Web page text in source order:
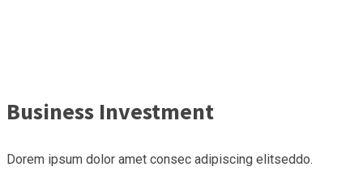
Business Investment
Dorem ipsum dolor amet consec adipiscing elitseddo.